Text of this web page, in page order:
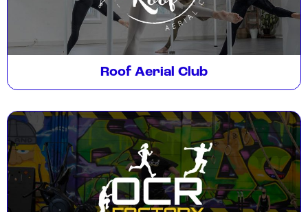
Roof Aerial Club